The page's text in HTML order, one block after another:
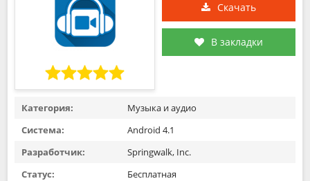
Скачать
В закладки
Категория:
Музыка и аудио
Система:
Android 4.1
Разработчик:
Springwalk, Inc.
Статус:
Бесплатная